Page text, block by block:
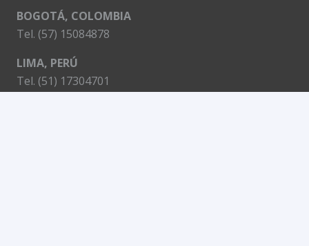
BOGOTÁ, COLOMBIA
Tel. (57) 15084878
LIMA, PERÚ
Tel. (51) 17304701